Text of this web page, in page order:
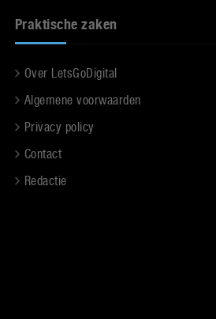
Praktische zaken
Over LetsGoDigital
Algemene voorwaarden
Privacy policy
Contact
Redactie